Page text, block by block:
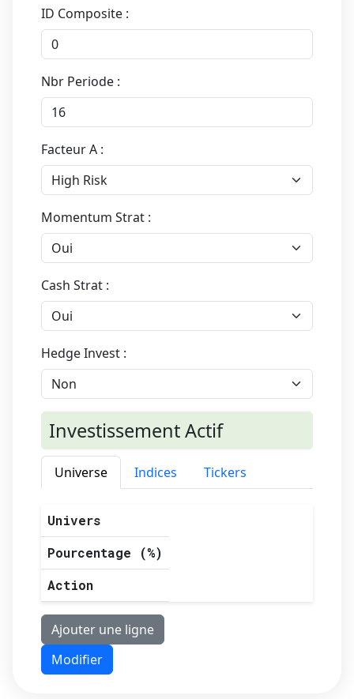
ID Composite :
Nbr Periode :
Facteur A :
Momentum Strat :
Cash Strat :
Hedge Invest :
Investissement Actif
Universe Indices Tickers
Univers
Pourcentage (%)
Action
Ajouter une ligne
Modifier